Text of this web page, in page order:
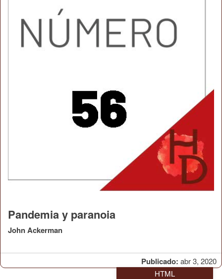
Publicado: abr 3, 2020
Pandemia y paranoia
John Ackerman
HTML